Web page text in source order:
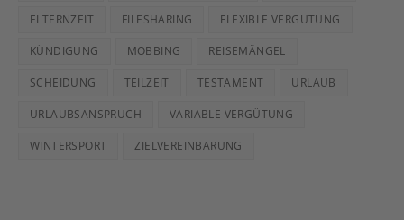
ELTERNZEIT FILESHARING FLEXIBLE VERGÜTUNG
KÜNDIGUNG MOBBING REISEMÄNGEL
SCHEIDUNG TEILZEIT TESTAMENT URLAUB
URLAUBSANSPRUCH VARIABLE VERGÜTUNG
WINTERSPORT ZIELVEREINBARUNG